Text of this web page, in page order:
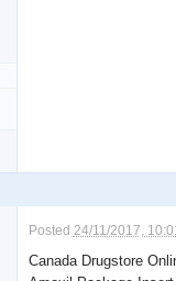
Posted 24/11/2017,
Canada Drugstore